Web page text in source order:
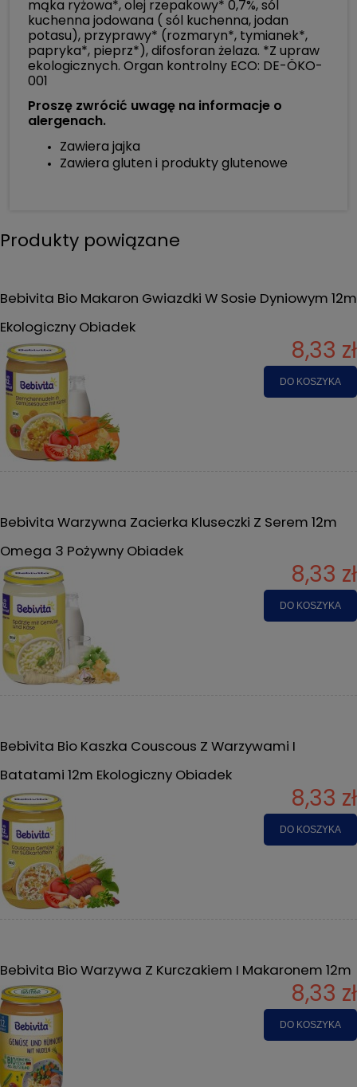
mąka ryżowa*, olej rzepakowy* 0,7%, sól
kuchenna jodowana ( sól kuchenna, jodan
potasu), przyprawy* (rozmaryn*, tymianek*,
papryka*, pieprz*), difosforan żelaza. *Z upraw
ekologicznych. Organ kontrolny ECO: DE-ÖKO-
001
Proszę zwrócić uwagę na informacje o
alergenach.
Zawiera jajka
Zawiera gluten i produkty glutenowe
Produkty powiązane
Bebivita Bio Makaron Gwiazdki W Sosie Dyniowym 12m
Ekologiczny Obiadek
8,33 zł
DO KOSZYKA
Bebivita Warzywna Zacierka Kluseczki Z Serem 12m
Omega 3 Pożywny Obiadek
8,33 zł
DO KOSZYKA
Bebivita Bio Kaszka Couscous Z Warzywami I
Batatami 12m Ekologiczny Obiadek
8,33 zł
DO KOSZYKA
Bebivita Bio Warzywa Z Kurczakiem I Makaronem 12m
8,33 zł
DO KOSZYKA